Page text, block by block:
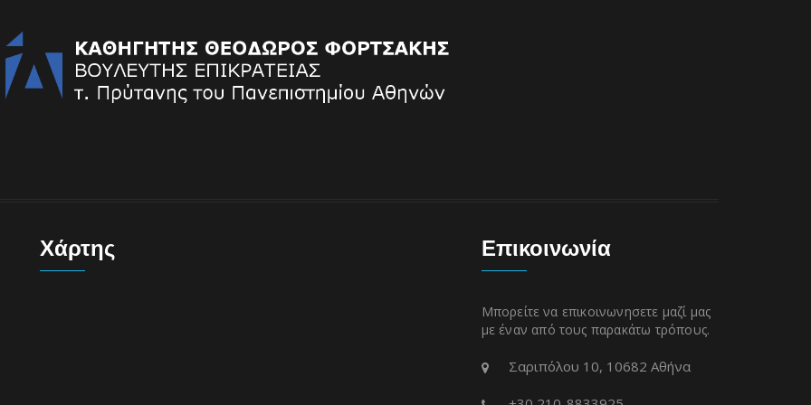
Χάρτης Επικοινωνία
Μπορείτε να επικοινωνησετε μαζί μας
με έναν από τους παρακάτω τρόπους.
Σαριπόλου 10, 10682 Αθήνα